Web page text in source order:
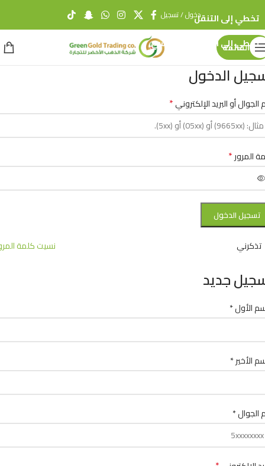
تخطي إلى التنقل
تخطي إلى المحتوى الرئيسي
دخول / تسجيل
القائمة
الدخول
الجوال أو البريد الإلكتروني*
المرور*
تسجيل الدخول
نسيت كلمة تذكرني
جديد
الأول *
الأخير *
الجوال *